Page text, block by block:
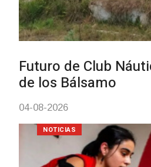
Turismo
mayores